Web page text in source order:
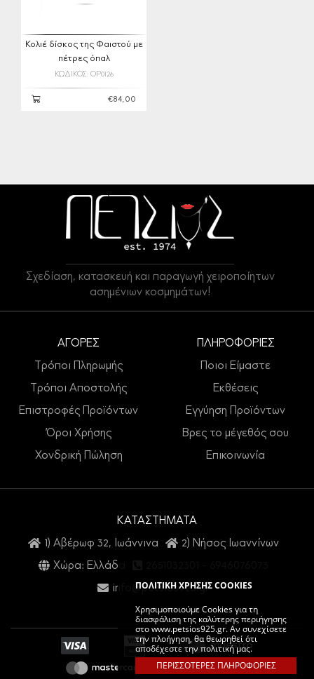
ΠΟΛΙΤΙΚΗ ΧΡΗΣΗΣ COOKIES
Χρησιμοποιούμε Cookies για τη
διασφάλιση της καλύτερης περιήγησης
στο www.petsios925.gr. Αν συνεχίσετε
την πλοήγηση, θα θεωρηθεί ότι
αποδέχεστε την πολιτική μας.
ΠΕΡΙΣΣΟΤΕΡΕΣ ΠΛΗΡΟΦΟΡΙΕΣ
Κολιέ δίσκος της Φαιστού με
πέτρες όπαλ
ΚΩΔΙΚΟΣ: OP0126
€84,00
Σχεδίαση, κατασκευή και παραγωγή χειροποίητων
ασημένιων κοσμημάτων!
ΑΓΟΡΕΣ
Τρόποι Πληρωμής
Τρόποι Αποστολής
Επιστροφές Προϊόντων
Όροι Χρήσης
Χονδρική Πώληση
ΠΛΗΡΟΦΟΡΙΕΣ
Ποιοι Είμαστε
Εκθέσεις
Εγγύηση Προϊόντων
Βρες το μέγεθός σου
Επικοινωνία
ΚΑΤΑΣΤΗΜΑΤΑ
1) Αβέρωφ 32, Ιωάννινα
2) Νήσος Ιωαννίνων
Χώρα: Ελλάδα
info@petsios925.gr